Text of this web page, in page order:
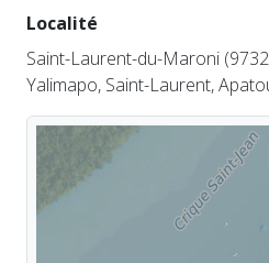
Localité
Saint-Laurent-du-Maroni
Yalimapo, Saint-Laurent,